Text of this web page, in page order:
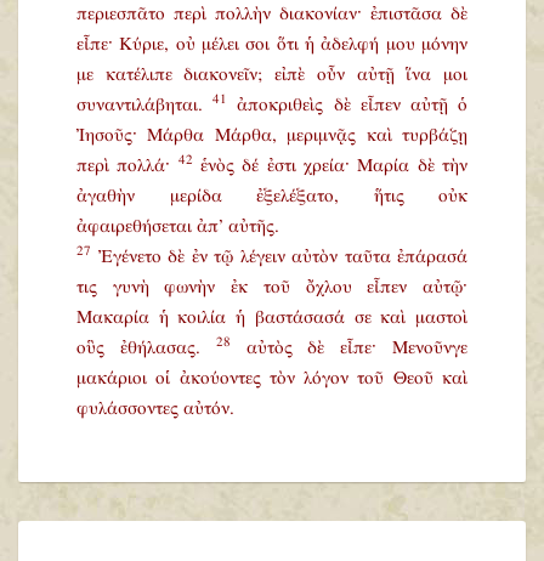
περιεσπᾶτο περὶ πολλὴν διακονίαν· ἐπιστᾶσα δὲ
εἶπε· Κύριε, οὐ μέλει σοι ὅτι ἡ ἀδελφή μου μόνην
με κατέλιπε διακονεῖν; εἰπὲ οὖν αὐτῇ ἵνα μοι
συναντιλάβηται.41
ἀποκριθεὶς δὲ εἶπεν αὐτῇ ὁ
Ἰησοῦς· Μάρθα Μάρθα, μεριμνᾷς καὶ τυρβάζῃ
περὶ πολλά·
42 ἑνὸς δέ ἐστι χρεία· Μαρία δὲ τὴν
ἀγαθὴν μερίδα ἐξελέξατο, ἥτις οὐκ
ἀφαιρεθήσεται ἀπ’ αὐτῆς.
27 Ἐγένετο δὲ ἐν τῷ λέγειν αὐτὸν ταῦτα ἐπάρασά
τις γυνὴ φωνὴν ἐκ τοῦ ὄχλου εἶπεν αὐτῷ·
Μακαρία ἡ κοιλία ἡ βαστάσασά σε καὶ μαστοὶ
οὓς ἐθήλασας.
28
αὐτὸς δὲ εἶπε· Μενοῦνγε
μακάριοι οἱ ἀκούοντες τὸν λόγον τοῦ Θεοῦ καὶ
φυλάσσοντες αὐτόν.